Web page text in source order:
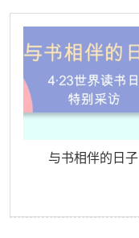
与书相伴的日子